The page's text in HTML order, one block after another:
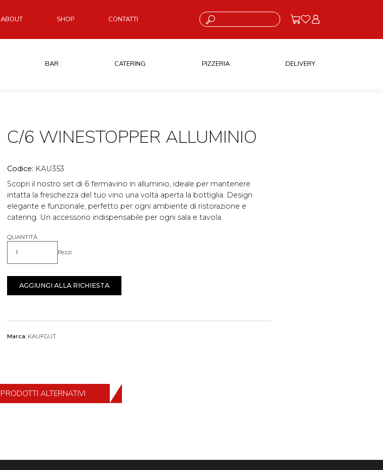
ABOUT SHOP CONTATTI Cosa stai cercando?
BAR CATERING PIZZERIA DELIVERY
C/6 WINESTOPPER ALLUMINIO
Codice: KAU353
Scopri il nostro set di 6 fermavino in alluminio, ideale per mantenere
intatta la freschezza del tuo vino una volta aperta la bottiglia. Design
elegante e funzionale, perfetto per ogni ambiente di ristorazione e
catering. Un accessorio indispensabile per ogni sala e tavola.
QUANTITÀ
Quantità Pezzi
AGGIUNGI ALLA RICHIESTA
Marca: KAUFGUT
PRODOTTI ALTERNATIVI